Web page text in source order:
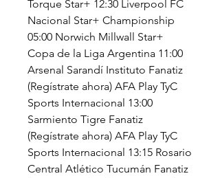
Torque Star+ 12:30 Liverpool FC
Nacional Star+ Championship
05:00 Norwich Millwall Star+
Copa de la Liga Argentina 11:00
Arsenal Sarandí Instituto Fanatiz
(Regístrate ahora) AFA Play TyC
Sports Internacional 13:00
Sarmiento Tigre Fanatiz
(Regístrate ahora) AFA Play TyC
Sports Internacional 13:15 Rosario
Central Atlético Tucumán Fanatiz